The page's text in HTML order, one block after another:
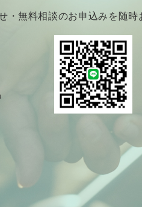
・無料相談のお申込みを随時